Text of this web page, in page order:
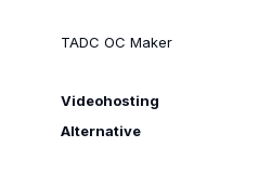
TADC OC Maker
Videohosting
Alternative